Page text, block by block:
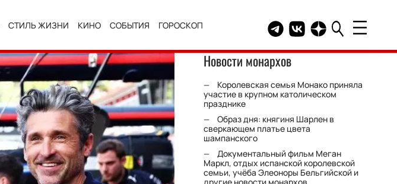
СТИЛЬ ЖИЗНИ КИНО СОБЫТИЯ ГОРОСКОП Telegram канал HELLO
Группа HELLO
Канал HELLO в
Новости монархов
Королевская семья Монако приняла
участие в крупном католическом
празднике
Образ дня: княгиня Шарлен в
сверкающем платье цвета
шампанского
Документальный фильм Меган
Маркл, отдых испанской королевской
семьи, учёба Элеоноры Бельгийской и